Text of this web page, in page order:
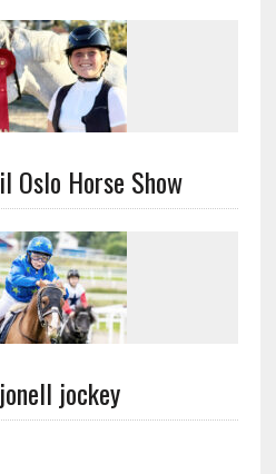
Oslo Horse Show
jockey